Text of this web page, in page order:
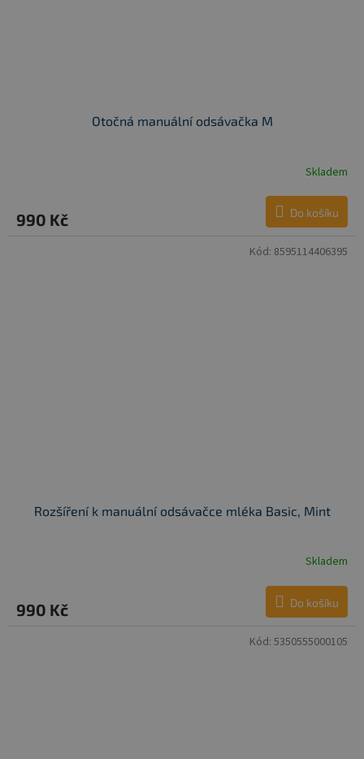
Otočná manuální odsávačka M
Skladem
990 Kč Do košíku
Rozšíření k manuální odsávačce mléka Basic, Mint
Skladem
990 Kč Do košíku
Kód: 8595114406395
Kód: 5350555000105